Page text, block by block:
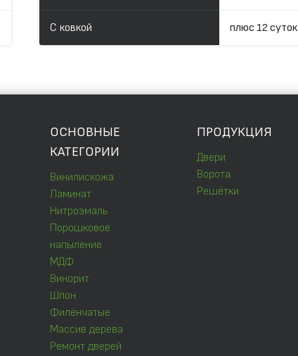
С ковкой плюс 12 суток
ОСНОВНЫЕ
КАТЕГОРИИ
Винилискожа
Ламинат
Нитроэмаль
Порошковое
напыление
МДФ
Винорит
Шпон
Филёнчатые
Массив дерева
Ремонт дверей
ПРОДУКЦИЯ
Двери
Ворота
Решётки